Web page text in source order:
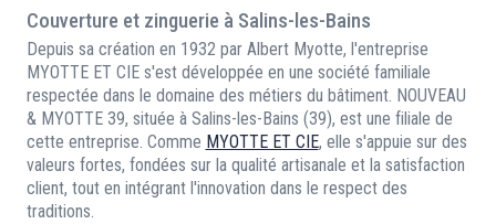
Couverture et zinguerie à Salins-les-Bains
Depuis sa création en 1932 par Albert Myotte, l'entreprise
MYOTTE ET CIE s'est développée en une société familiale
respectée dans le domaine des métiers du bâtiment. NOUVEAU
& MYOTTE 39, située à Salins-les-Bains (39), est une filiale de
cette entreprise. Comme MYOTTE ET CIE, elle s'appuie sur des
valeurs fortes, fondées sur la qualité artisanale et la satisfaction
client, tout en intégrant l'innovation dans le respect des
traditions.